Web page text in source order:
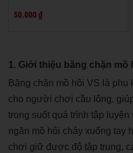
50.000 ₫
1. Giới thiệu băng chặn mồ
Băng chặn mồ hôi VS là phụ
cho người chơi cầu lông,
trong suốt quá trình tập
ngăn mồ hôi chảy xuống tay
chơi giữ được độ tập trung,